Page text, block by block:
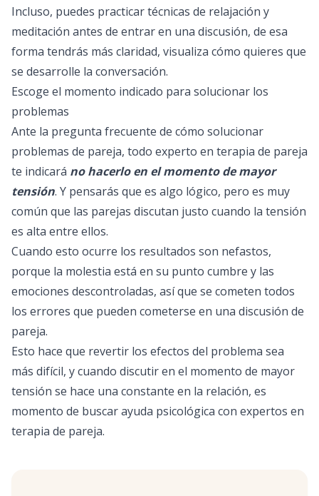
Incluso, puedes practicar técnicas de relajación y
meditación antes de entrar en una discusión, de esa
forma tendrás más claridad, visualiza cómo quieres que
se desarrolle la conversación.
Escoge el momento indicado para solucionar los
problemas
Ante la pregunta frecuente de cómo solucionar
problemas de pareja, todo experto en terapia de pareja
te indicará no hacerlo en el momento de mayor
tensión. Y pensarás que es algo lógico, pero es muy
común que las parejas discutan justo cuando la tensión
es alta entre ellos.
Cuando esto ocurre los resultados son nefastos,
porque la molestia está en su punto cumbre y las
emociones descontroladas, así que se cometen todos
los errores que pueden cometerse en una discusión de
pareja.
Esto hace que revertir los efectos del problema sea
más difícil, y cuando discutir en el momento de mayor
tensión se hace una constante en la relación, es
momento de buscar ayuda psicológica con expertos en
terapia de pareja.